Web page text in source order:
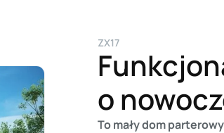
ZX17
o
Tomały dom